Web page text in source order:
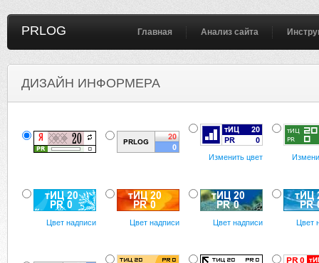
PRLOG Главная Анализ сайта
ДИЗАЙН ИНФОРМЕРА
Изменить цвет
Цвет надписи Цвет надписи Цвет надписи Цвет